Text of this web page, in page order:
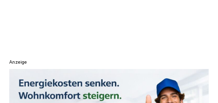
Anzeige